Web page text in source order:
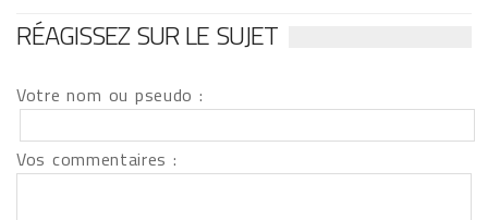
RÉAGISSEZ SUR LE SUJET
Votre nom ou pseudo :
Vos commentaires :